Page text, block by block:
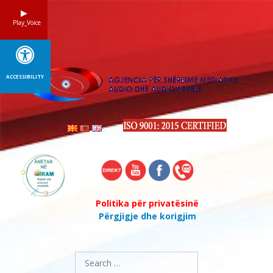
Politika për privatësinë
Përgjigje dhe korigjim
Search
for:
Play_Voice
ACCESSIBILITY